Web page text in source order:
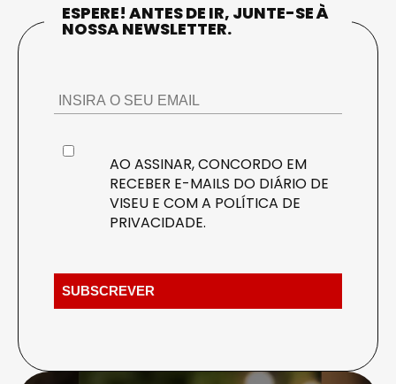
ESPERE! ANTES DE IR, JUNTE-SE À
NOSSA NEWSLETTER.
AO ASSINAR, CONCORDO EM
RECEBER E-MAILS DO DIÁRIO DE
VISEU E COM A POLÍTICA DE
PRIVACIDADE.